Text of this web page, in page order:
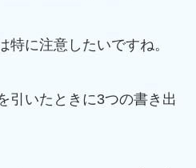
特に注意したいですね。
引いたときに3つの書き出